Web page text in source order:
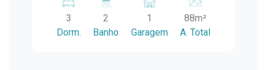
quem busca conforto, praticidade e excelente
custo-benefício. Entre em contato e agende já a
sua visita!
3
Dorm.
2
Banho
1
Garagem
88m²
A. Total